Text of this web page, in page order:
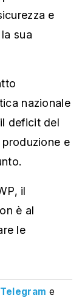
e
sua
nazionale
deficit del
e
il
è al
le
Telegram e